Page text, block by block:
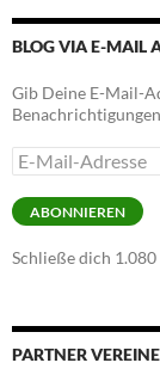
BLOG VIA E-MAIL
Gib Deine E-Mail-
E-
Mail-
Adresse
ABONNIEREN
Schließe dich
PARTNER VEREINE